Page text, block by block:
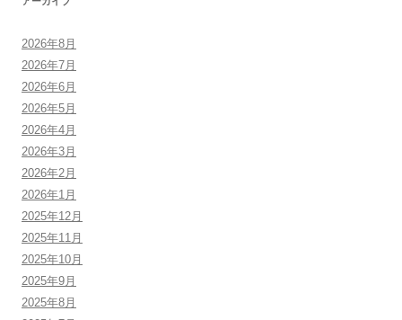
2026年8月
2026年7月
2026年6月
2026年5月
2026年4月
2026年3月
2026年2月
2026年1月
2025年12月
2025年11月
2025年10月
2025年9月
2025年8月